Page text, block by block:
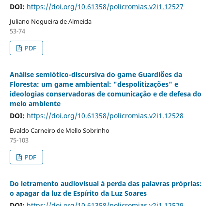
DOI: https://doi.org/10.61358/policromias.v2i1.12527
Juliano Nogueira de Almeida
53-74
PDF
Análise semiótico-discursiva do game Guardiões da
Floresta: um game ambiental: "despolitizações" e
ideologias conservadoras de comunicação e de defesa do
meio ambiente
DOI: https://doi.org/10.61358/policromias.v2i1.12528
Evaldo Carneiro de Mello Sobrinho
75-103
PDF
Do letramento audiovisual à perda das palavras próprias:
o apagar da luz de Espírito da Luz Soares